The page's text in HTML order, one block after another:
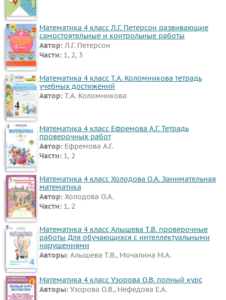
Математика 4 класс Л.Г. Петерсон развивающие
самостоятельные и контрольные работы
Автор: Л.Г. Петерсон
Части: 1, 2, 3
Математика 4 класс Т.А. Коломникова тетрадь
учебных достижений
Автор: Т.А. Коломникова
Математика 4 класс Ефремова А.Г. Тетрадь
проверочных работ
Автор: Ефремова А.Г.
Части: 1, 2
Математика 4 класс Холодова О.А. Занимательная
математика
Автор: Холодова О.А.
Части: 1, 2
Математика 4 класс Алышева Т.В. проверочные
работы Для обучающихся с интеллектуальными
нарушениями
Авторы: Алышева Т.В., Мочалина М.А.
Математика 4 класс Узорова О.В. полный курс
Авторы: Узорова О.В., Нефедова Е.А.